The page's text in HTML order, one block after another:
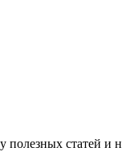
статей и